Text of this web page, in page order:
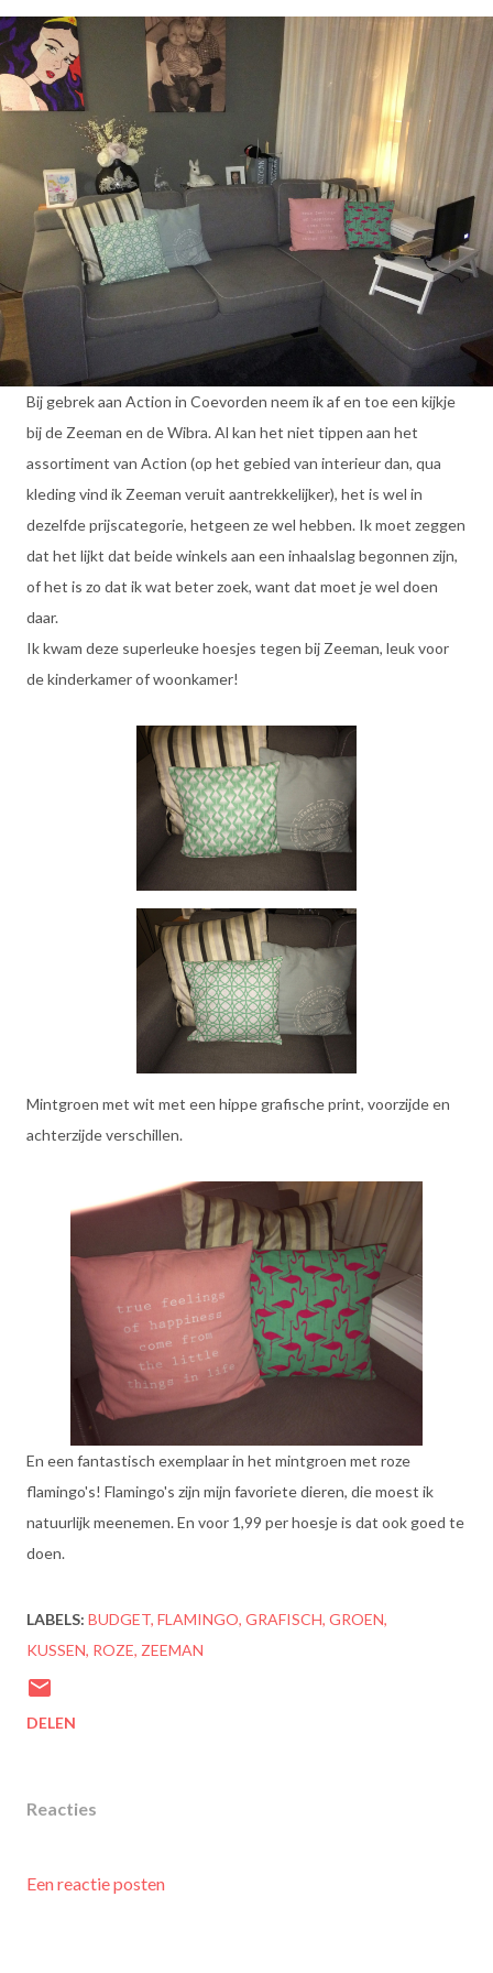
Bij gebrek aan Action in Coevorden neem ik af en toe een kijkje
bij de Zeeman en de Wibra. Al kan het niet tippen aan het
assortiment van Action (op het gebied van interieur dan, qua
kleding vind ik Zeeman veruit aantrekkelijker), het is wel in
dezelfde prijscategorie, hetgeen ze wel hebben. Ik moet zeggen
dat het lijkt dat beide winkels aan een inhaalslag begonnen zijn,
of het is zo dat ik wat beter zoek, want dat moet je wel doen
daar.
Ik kwam deze superleuke hoesjes tegen bij Zeeman, leuk voor
de kinderkamer of woonkamer!
Mintgroen met wit met een hippe grafische print, voorzijde en
achterzijde verschillen.
En een fantastisch exemplaar in het mintgroen met roze
flamingo's! Flamingo's zijn mijn favoriete dieren, die moest ik
natuurlijk meenemen. En voor 1,99 per hoesje is dat ook goed te
doen.
LABELS: BUDGET FLAMINGO GRAFISCH GROEN
KUSSEN ROZE ZEEMAN
DELEN
Reacties
Een reactie posten